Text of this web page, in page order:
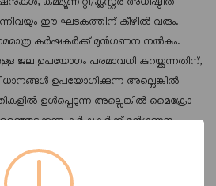
ഈ ഘടകത്തിന് കീഴിൽ വരും.
കർഷകർക്ക് മുൻഗണന നൽകും.
ജല ഉപയോഗം പരമാവധി കുറയ്ക്കുന്നതിന്,
ഉപയോഗിക്കുന്ന അല്ലെങ്കിൽ
ഉൾപ്പെടുന്ന അല്ലെങ്കിൽ മൈക്രോ
കർഷകർക്ക് മുൻഗണന
kW-ൽ സോളാർ PV ശേഷി അനുവദിക്കും,
മൊഡ്യൂളുകളും ഉള്ള തദ്ദേശീയമായി